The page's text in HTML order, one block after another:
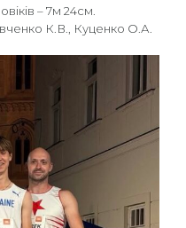
– 7м 24см.
К.В., Куценко О.А.